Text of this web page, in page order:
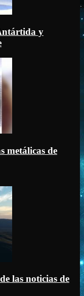
y
metálicas de
las noticias de